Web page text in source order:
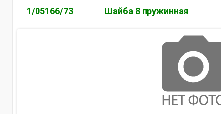
1/05166/73 Шайба 8 пружинная